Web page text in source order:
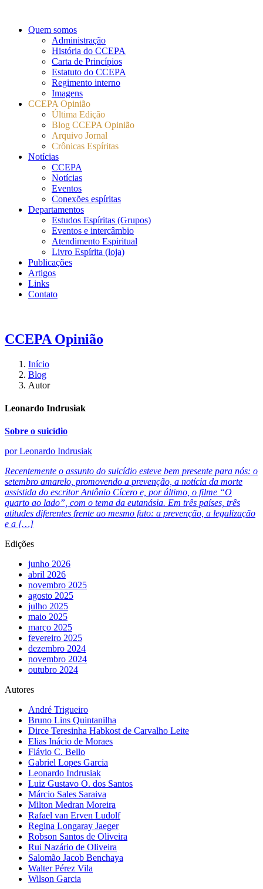
Quem somos
Administração
História do CCEPA
Carta de Princípios
Estatuto do CCEPA
Regimento interno
Imagens
CCEPA Opinião
Última Edição
Blog CCEPA Opinião
Arquivo Jornal
Crônicas Espíritas
Notícias
CCEPA
Notícias
Eventos
Conexões espíritas
Departamentos
Estudos Espíritas (Grupos)
Eventos e intercâmbio
Atendimento Espiritual
Livro Espírita (loja)
Publicações
Artigos
Links
Contato
CCEPA Opinião
Início
Blog
Autor
Leonardo Indrusiak
Sobre o suicídio
por Leonardo Indrusiak
Recentemente o assunto do suicídio esteve bem presente para nós: o
setembro amarelo, promovendo a prevenção, a notícia da morte
assistida do escritor Antônio Cícero e, por último, o filme “O
quarto ao lado”, com o tema da eutanásia. Em três países, três
atitudes diferentes frente ao mesmo fato: a prevenção, a legalização
e a […]
Edições
junho 2026
abril 2026
novembro 2025
agosto 2025
julho 2025
maio 2025
março 2025
fevereiro 2025
dezembro 2024
novembro 2024
outubro 2024
Autores
André Trigueiro
Bruno Lins Quintanilha
Dirce Teresinha Habkost de Carvalho Leite
Elias Inácio de Moraes
Flávio C. Bello
Gabriel Lopes Garcia
Leonardo Indrusiak
Luiz Gustavo O. dos Santos
Márcio Sales Saraiva
Milton Medran Moreira
Rafael van Erven Ludolf
Regina Longaray Jaeger
Robson Santos de Oliveira
Rui Nazário de Oliveira
Salomão Jacob Benchaya
Walter Pérez Vila
Wilson Garcia